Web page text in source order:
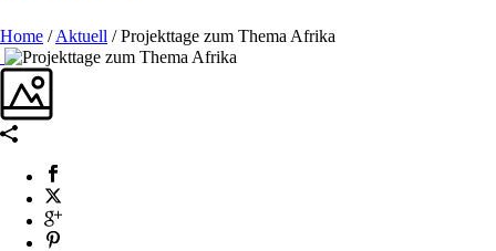
Home /Aktuell / Projekttage zum Thema Afrika